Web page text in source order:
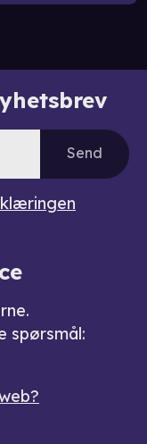
Send
spørsmål: